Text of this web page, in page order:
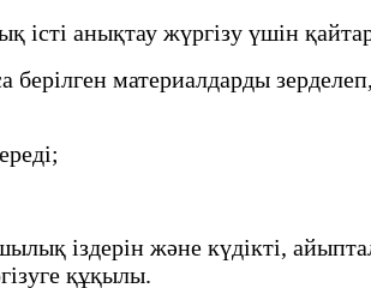
істі анықтау жүргізу үшін
берілген материалдарды
іздерін және күдікті,
құқылы.